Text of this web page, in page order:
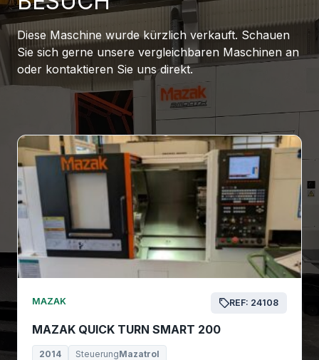
Diese Maschine wurde kürzlich verkauft. Schauen
Sie sich gerne unsere vergleichbaren Maschinen an
oder kontaktieren Sie uns direkt.
MAZAK REF: 24108
MAZAK QUICK TURN SMART 200
2014 SteuerungMazatrol